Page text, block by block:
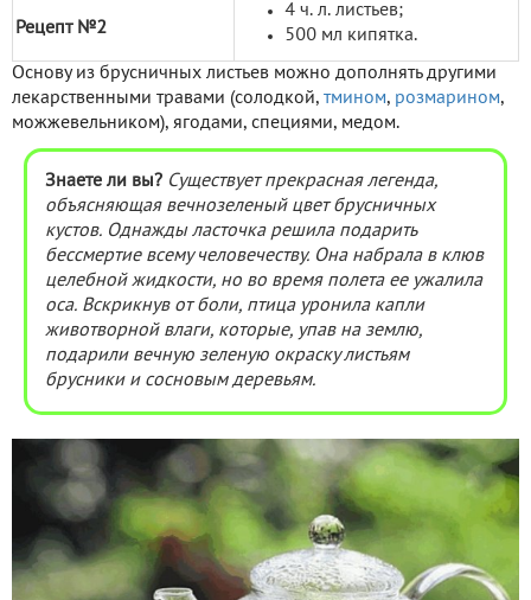
Рецепт №2
4 ч. л. листьев;
500 мл кипятка.
Основу из брусничных листьев можно дополнять другими
лекарственными травами (солодкой, тмином, розмарином,
можжевельником), ягодами, специями, медом.
Знаете ли вы? Существует прекрасная легенда,
объясняющая вечнозеленый цвет брусничных
кустов. Однажды ласточка решила подарить
бессмертие всему человечеству. Она набрала в клюв
целебной жидкости, но во время полета ее ужалила
оса. Вскрикнув от боли, птица уронила капли
животворной влаги, которые, упав на землю,
подарили вечную зеленую окраску листьям
брусники и сосновым деревьям.